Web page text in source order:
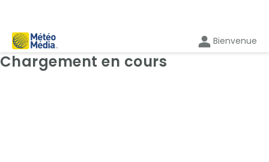
Bienvenue
Cartes: Radar
Chargement en cours